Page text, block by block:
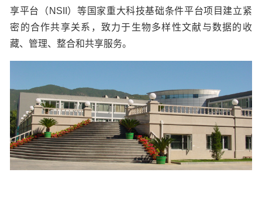
享平台（NSII）等国家重大科技基础条件平台项目建立紧
密的合作共享关系，致力于生物多样性文献与数据的收
藏、管理、整合和共享服务。